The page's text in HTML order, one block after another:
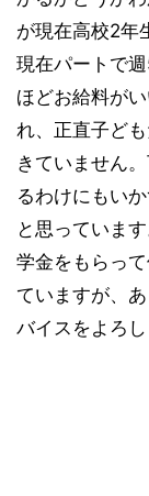
が現在高校2年
現在パートで
ほどお給料が
れ、正直子ど
きていません
るわけにもい
と思っていま
学金をもらっ
ていますが、
バイスをよろし